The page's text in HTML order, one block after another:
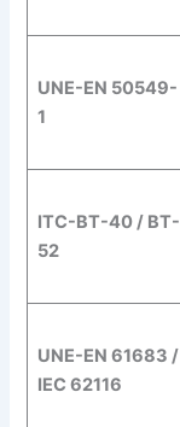
UNE-EN 50549-
1
ITC-BT-40 / BT-
52
UNE-EN 61683 /
IEC 62116